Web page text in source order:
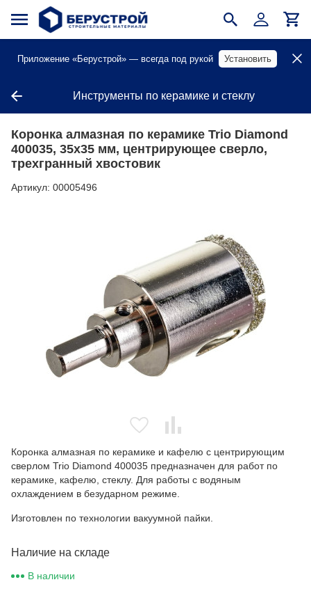
Приложение «Берустрой» — всегда под рукой Установить
Инструменты по керамике и стеклу
Коронка алмазная по керамике Trio Diamond
400035, 35x35 мм, центрирующее сверло,
трехгранный хвостовик
Артикул: 00005496
Коронка алмазная по керамике и кафелю с центрирующим
сверлом Trio Diamond 400035 предназначен для работ по
керамике, кафелю, стеклу. Для работы с водяным
охлаждением в безударном режиме.
Изготовлен по технологии вакуумной пайки.
Наличие на складе
В наличии